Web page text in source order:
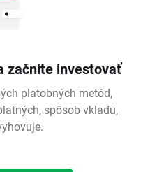
začnite investovať
platobných metód,
spôsob vkladu,